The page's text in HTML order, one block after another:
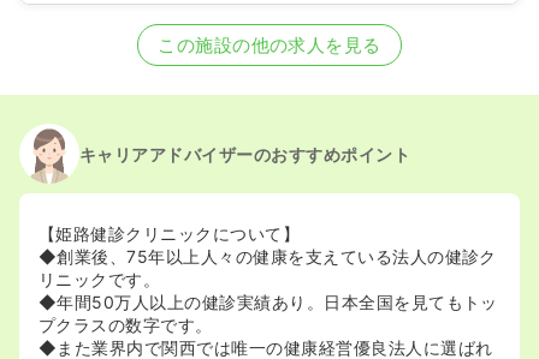
保健師の募集を休止
保健師の募集を開始
2024/06/12保健師の募集を開始
2022/03/04
2021/08/30保健師の募集を休止
2021/06/10
2020/09/17保健師を休止中
この施設の他の求人を見る
キャリアアドバイザーのおすすめポイント
【姫路健診クリニックについて】
◆創業後、75年以上人々の健康を支えている法人の健診ク
リニックです。
◆年間50万人以上の健診実績あり。日本全国を見てもトッ
プクラスの数字です。
◆また業界内で関西では唯一の健康経営優良法人に選ばれ